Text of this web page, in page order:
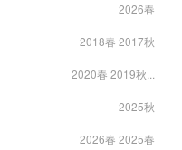
2026春
2018春 2017秋
2020春 2019秋...
2025秋
2026春 2025春